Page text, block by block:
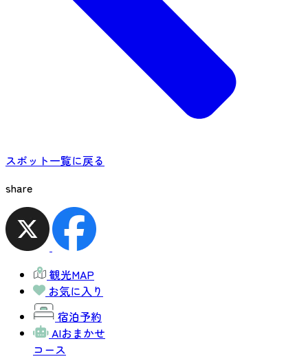
スポット一覧に戻る
share
観光MAP
お気に入り
宿泊予約
AIおまかせ
コース